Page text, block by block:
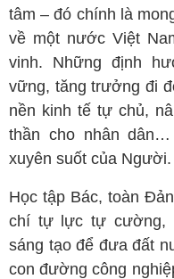
tâm – đó chính là
về một nước Việt
vinh. Những định
vững, tăng trưởng đi
nền kinh tế tự chủ,
thần cho nhân
xuyên suốt của Người.
Học tập Bác, toàn
chí tự lực tự cường,
sáng tạo để đưa đất
con đường công